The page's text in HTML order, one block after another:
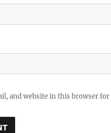
and website in this browser